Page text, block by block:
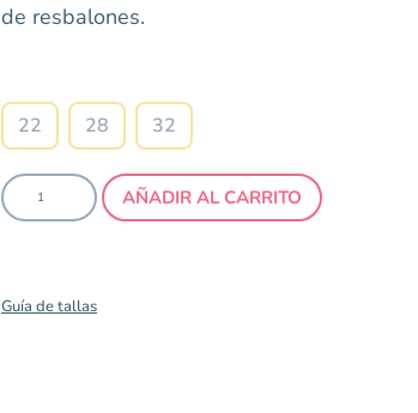
de resbalones.
22 28 32
AÑADIR AL CARRITO
Guía de tallas